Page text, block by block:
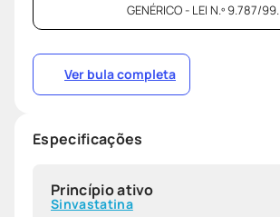
GENÉRICO - LEI N.º 9.787/99.
Ver bula completa
Especificações
Princípio ativo
Sinvastatina